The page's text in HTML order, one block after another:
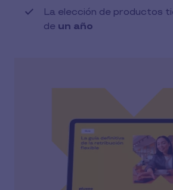
La elección de productos
de un año